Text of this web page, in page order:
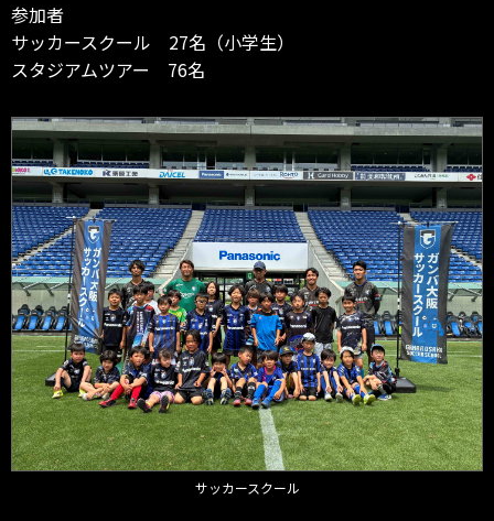
参加者
サッカースクール 27名（小学生）
スタジアムツアー 76名
サッカースクール